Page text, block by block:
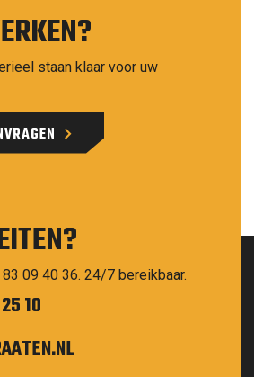
staan klaar voor uw
09 40 36. 24/7 bereikbaar.
10